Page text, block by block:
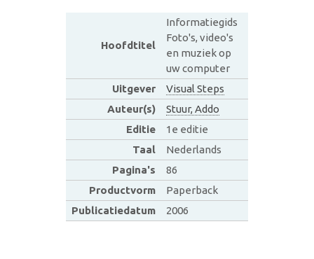
Hoofdtitel
Informatiegids
Foto's, video's
en muziek op
uw computer
Uitgever
Visual Steps
Auteur(s)
Stuur, Addo
Editie
1e editie
Taal
Nederlands
Pagina's
86
Productvorm
Paperback
Publicatiedatum
2006